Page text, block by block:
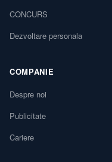
CONCURS
Dezvoltare personala
COMPANIE
Despre noi
Publicitate
Cariere